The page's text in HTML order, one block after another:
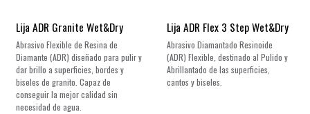
Lija ADR Granite Wet&Dry
Abrasivo Flexible de Resina de
Diamante (ADR) diseñado para pulir y
dar brillo a superficies, bordes y
biseles de granito. Capaz de
conseguir la mejor calidad sin
necesidad de agua.
Lija ADR Flex 3 Step Wet&Dry
Abrasivo Diamantado Resinoide
(ADR) Flexible, destinado al Pulido y
Abrillantado de las superficies,
cantos y biseles.